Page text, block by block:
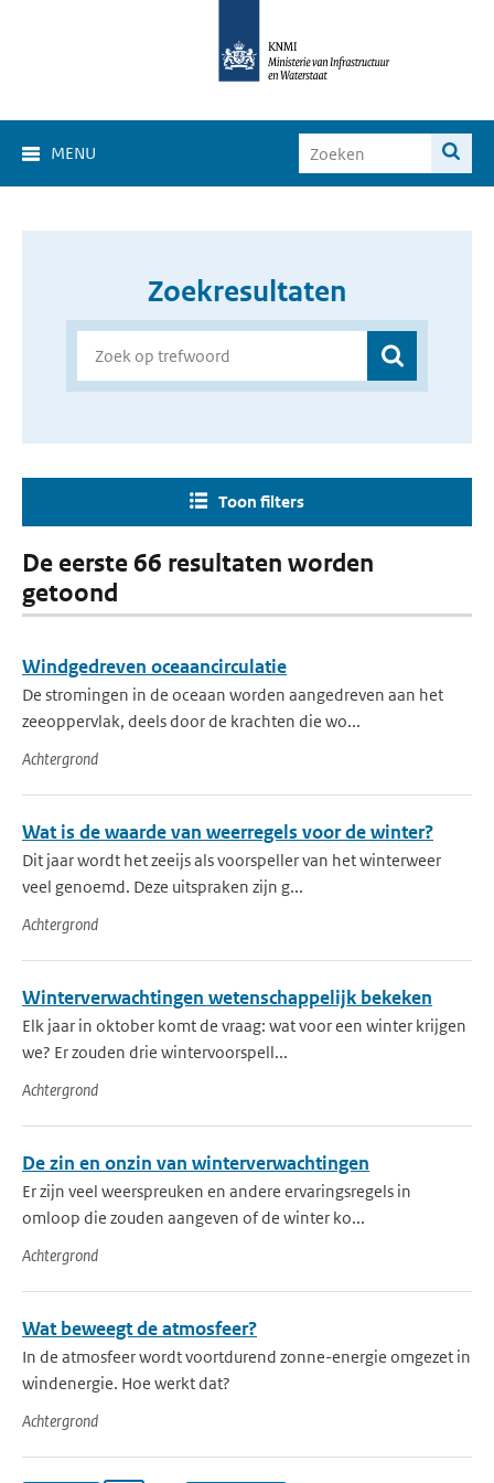
MENU
Zoekresultaten
Toon filters
De eerste 66 resultaten worden
getoond
Windgedreven oceaancirculatie
De stromingen in de oceaan worden aangedreven aan het
zeeoppervlak, deels door de krachten die wo...
Achtergrond
Wat is de waarde van weerregels voor de winter?
Dit jaar wordt het zeeijs als voorspeller van het winterweer
veel genoemd. Deze uitspraken zijn g...
Achtergrond
Winterverwachtingen wetenschappelijk bekeken
Elk jaar in oktober komt de vraag: wat voor een winter krijgen
we? Er zouden drie wintervoorspell...
Achtergrond
De zin en onzin van winterverwachtingen
Er zijn veel weerspreuken en andere ervaringsregels in
omloop die zouden aangeven of de winter ko...
Achtergrond
Wat beweegt de atmosfeer?
In de atmosfeer wordt voortdurend zonne-energie omgezet in
windenergie. Hoe werkt dat?
Achtergrond